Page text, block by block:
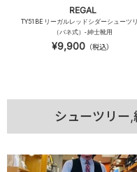
REGAL
TY51BE リーガルレッドシダーシューツ
（バネ式）- 紳士靴用
¥9,900 （税込）
シューツリー